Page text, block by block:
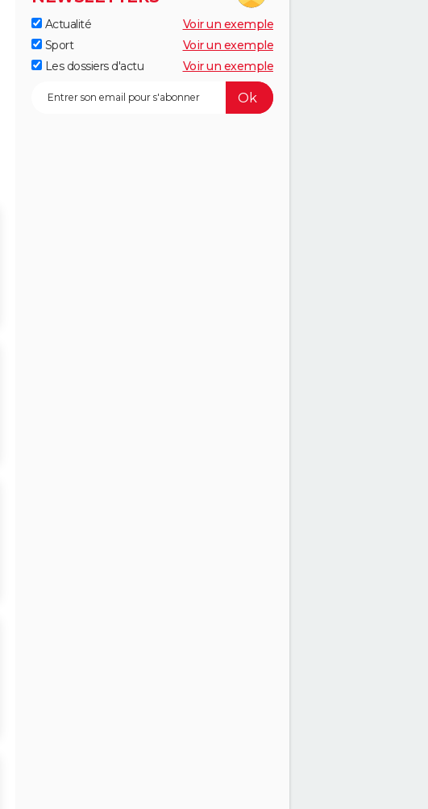
Actualité
Voir un exemple
Sport
Voir un exemple
Les dossiers d'actu
Voir un exemple